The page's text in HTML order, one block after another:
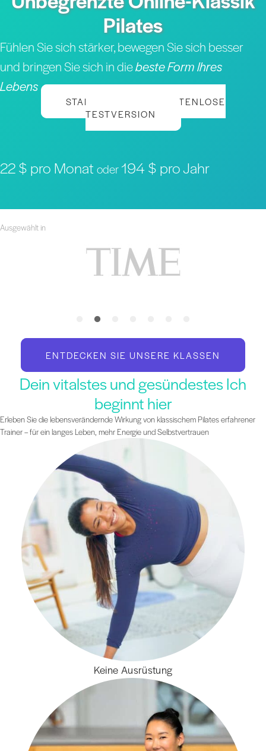
Pilates
Fühlen Sie sich stärker, bewegen Sie sich besser
und bringen Sie sich in diebeste Form Ihres
Lebens
STARTEN SIE IHRE KOSTENLOSE
TESTVERSION
22 $ pro Monat oder194 $ pro Jahr
Ausgewählt in
ENTDECKEN SIE UNSERE KLASSEN
Dein vitalstes und gesündestes Ich
beginnt hier
Erleben Sie die lebensverändernde Wirkung von klassischem Pilates erfahrener
Trainer – für ein langes Leben, mehr Energie und Selbstvertrauen
Keine Ausrüstung